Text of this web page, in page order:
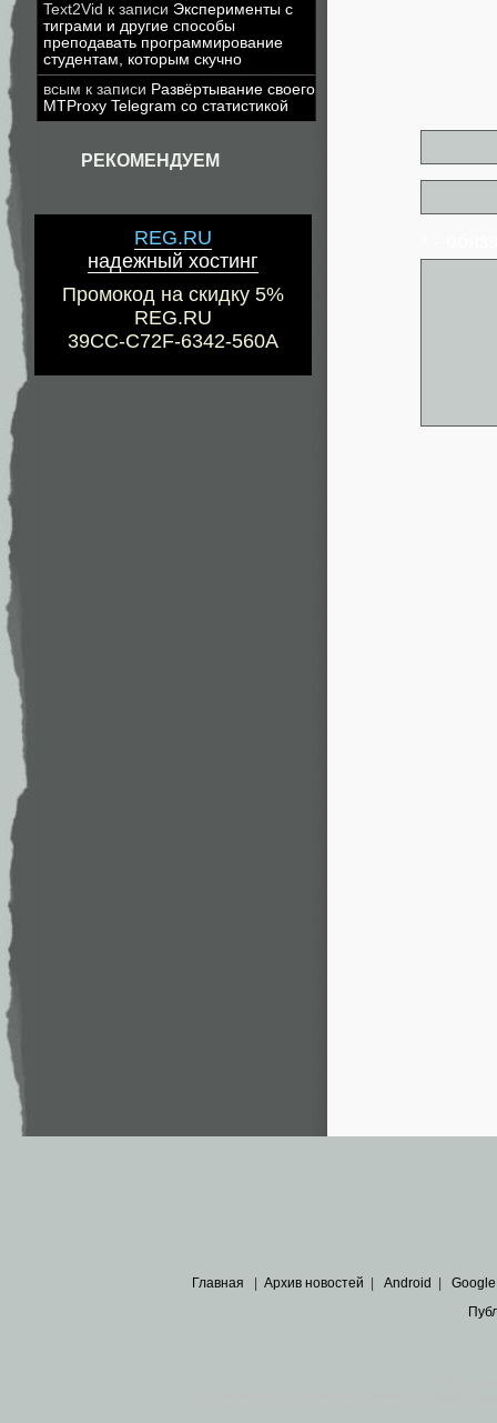
Text2Vid к записи Эксперименты с
тиграми и другие способы
преподавать программирование
студентам, которым скучно
всым к записи Развёртывание своего
MTProxy Telegram со статистикой
РЕКОМЕНДУЕМ
REG.RU
надежный хостинг
Промокод на скидку 5%
REG.RU
39CC-C72F-6342-560A
Главная Архив новостей Android Google